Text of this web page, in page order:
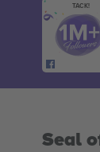
TACK!
Seal